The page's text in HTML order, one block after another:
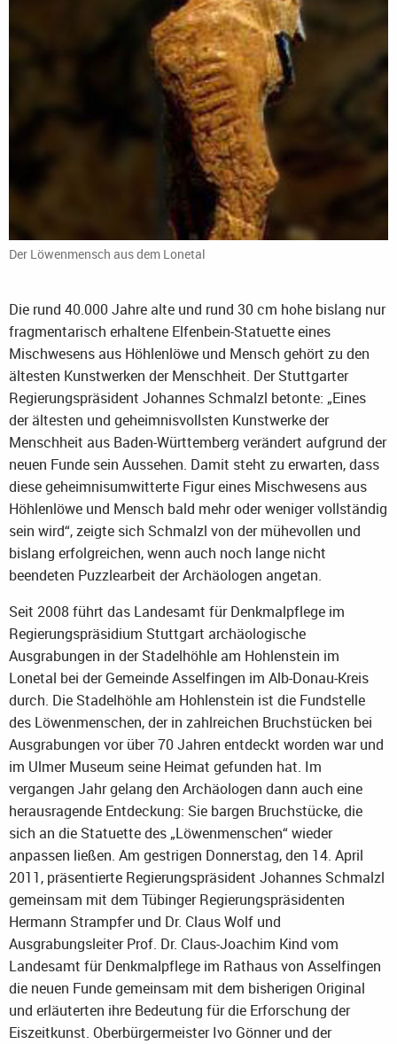
Der Löwenmensch aus dem Lonetal
Die rund 40.000 Jahre alte und rund 30 cm hohe bislang nur
fragmentarisch erhaltene Elfenbein-Statuette eines
Mischwesens aus Höhlenlöwe und Mensch gehört zu den
ältesten Kunstwerken der Menschheit. Der Stuttgarter
Regierungspräsident Johannes Schmalzl betonte: „Eines
der ältesten und geheimnisvollsten Kunstwerke der
Menschheit aus Baden-Württemberg verändert aufgrund der
neuen Funde sein Aussehen. Damit steht zu erwarten, dass
diese geheimnisumwitterte Figur eines Mischwesens aus
Höhlenlöwe und Mensch bald mehr oder weniger vollständig
sein wird“, zeigte sich Schmalzl von der mühevollen und
bislang erfolgreichen, wenn auch noch lange nicht
beendeten Puzzlearbeit der Archäologen angetan.
Seit 2008 führt das Landesamt für Denkmalpflege im
Regierungspräsidium Stuttgart archäologische
Ausgrabungen in der Stadelhöhle am Hohlenstein im
Lonetal bei der Gemeinde Asselfingen im Alb-Donau-Kreis
durch. Die Stadelhöhle am Hohlenstein ist die Fundstelle
des Löwenmenschen, der in zahlreichen Bruchstücken bei
Ausgrabungen vor über 70 Jahren entdeckt worden war und
im Ulmer Museum seine Heimat gefunden hat. Im
vergangen Jahr gelang den Archäologen dann auch eine
herausragende Entdeckung: Sie bargen Bruchstücke, die
sich an die Statuette des „Löwenmenschen“ wieder
anpassen ließen. Am gestrigen Donnerstag, den 14. April
2011, präsentierte Regierungspräsident Johannes Schmalzl
gemeinsam mit dem Tübinger Regierungspräsidenten
Hermann Strampfer und Dr. Claus Wolf und
Ausgrabungsleiter Prof. Dr. Claus-Joachim Kind vom
Landesamt für Denkmalpflege im Rathaus von Asselfingen
die neuen Funde gemeinsam mit dem bisherigen Original
und erläuterten ihre Bedeutung für die Erforschung der
Eiszeitkunst. Oberbürgermeister Ivo Gönner und der